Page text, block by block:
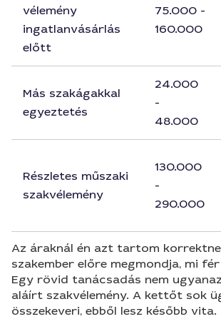
vélemény
ingatlanvásárlás
előtt
75.000 -
160.000
Más szakágakkal
egyeztetés
24.000
-
48.000
Részletes műszaki
szakvélemény
130.000
-
290.000
Az áraknál én azt tartom
szakember előre megmondja, mi
Egy rövid tanácsadás nem
aláírt szakvélemény. A kettőt sok
összekeveri, ebből lesz később vita.